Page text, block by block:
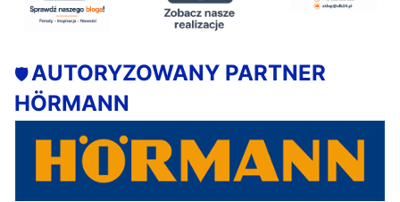
🛡️AUTORYZOWANY PARTNER
HÖRMANN